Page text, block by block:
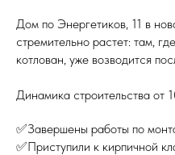
Дом по Энергетиков, 11 в
стремительно растет: там,
котлован, уже возводится
Динамика строительства от
✅Завершены работы по
✅Приступили к кирпичной